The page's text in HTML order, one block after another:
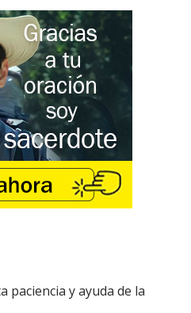
paciencia y ayuda de la